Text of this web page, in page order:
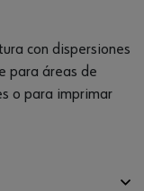
con dispersiones
para áreas de
o para imprimar